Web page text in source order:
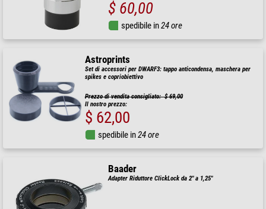
$ 60,00
spedibile in24 ore
Astroprints
Set di accessori per DWARF3: tappo anticondensa, maschera per
spikes e copriobiettivo
Prezzo di vendita consigliato: $ 69,00
Il nostro prezzo:
$ 62,00
spedibile in24 ore
Baader
Adapter Riduttore ClickLock da 2" a 1,25"